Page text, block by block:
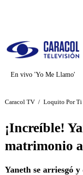
En vivo 'Yo Me Llamo'
Caracol TV / Loquito Por Ti
¡Increíble!
matrimonio
Yaneth se arriesgó